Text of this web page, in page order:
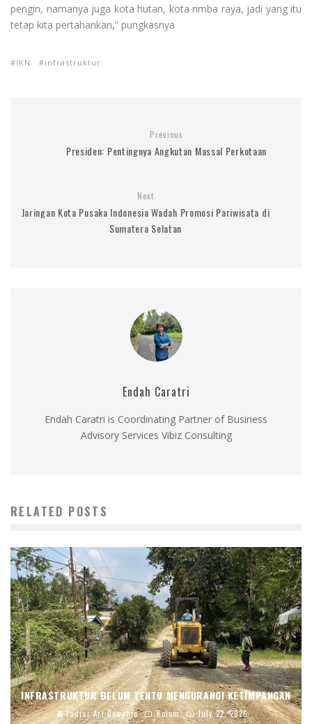
pengin, namanya juga kota hutan, kota rimba raya, jadi yang itu
tetap kita pertahankan,” pungkasnya
IKN infrastruktur
Previous
Presiden: Pentingnya Angkutan Massal Perkotaan
Next
Jaringan Kota Pusaka Indonesia Wadah Promosi Pariwisata di
Sumatera Selatan
Endah Caratri
Endah Caratri is Coordinating Partner of Business
Advisory Services Vibiz Consulting
RELATED POSTS
INFRASTRUKTUR BELUM TENTU MENGURANGI KETIMPANGAN
Fadjar Ari Dewanto Kolom July 22, 2026